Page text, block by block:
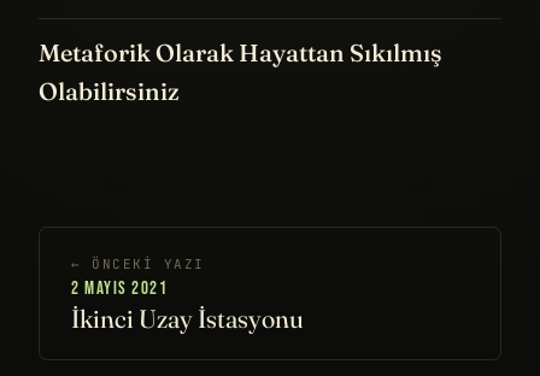
Metaforik Olarak Hayattan Sıkılmış
Olabilirsiniz
← ÖNCEKI YAZI
2 MAYIS 2021
İkinci Uzay İstasyonu